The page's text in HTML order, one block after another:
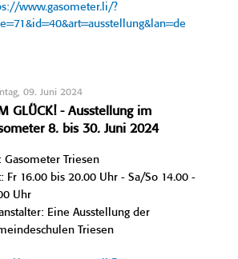
www.gasometer.li/?
09. Juni 2024
GLÜCK! - Ausstellung im
8. bis 30. Juni 2024
Gasometer Triesen
Fr 16.00 bis 20.00 Uhr - Sa/So 14.00 -
Uhr
Eine Ausstellung der
Triesen